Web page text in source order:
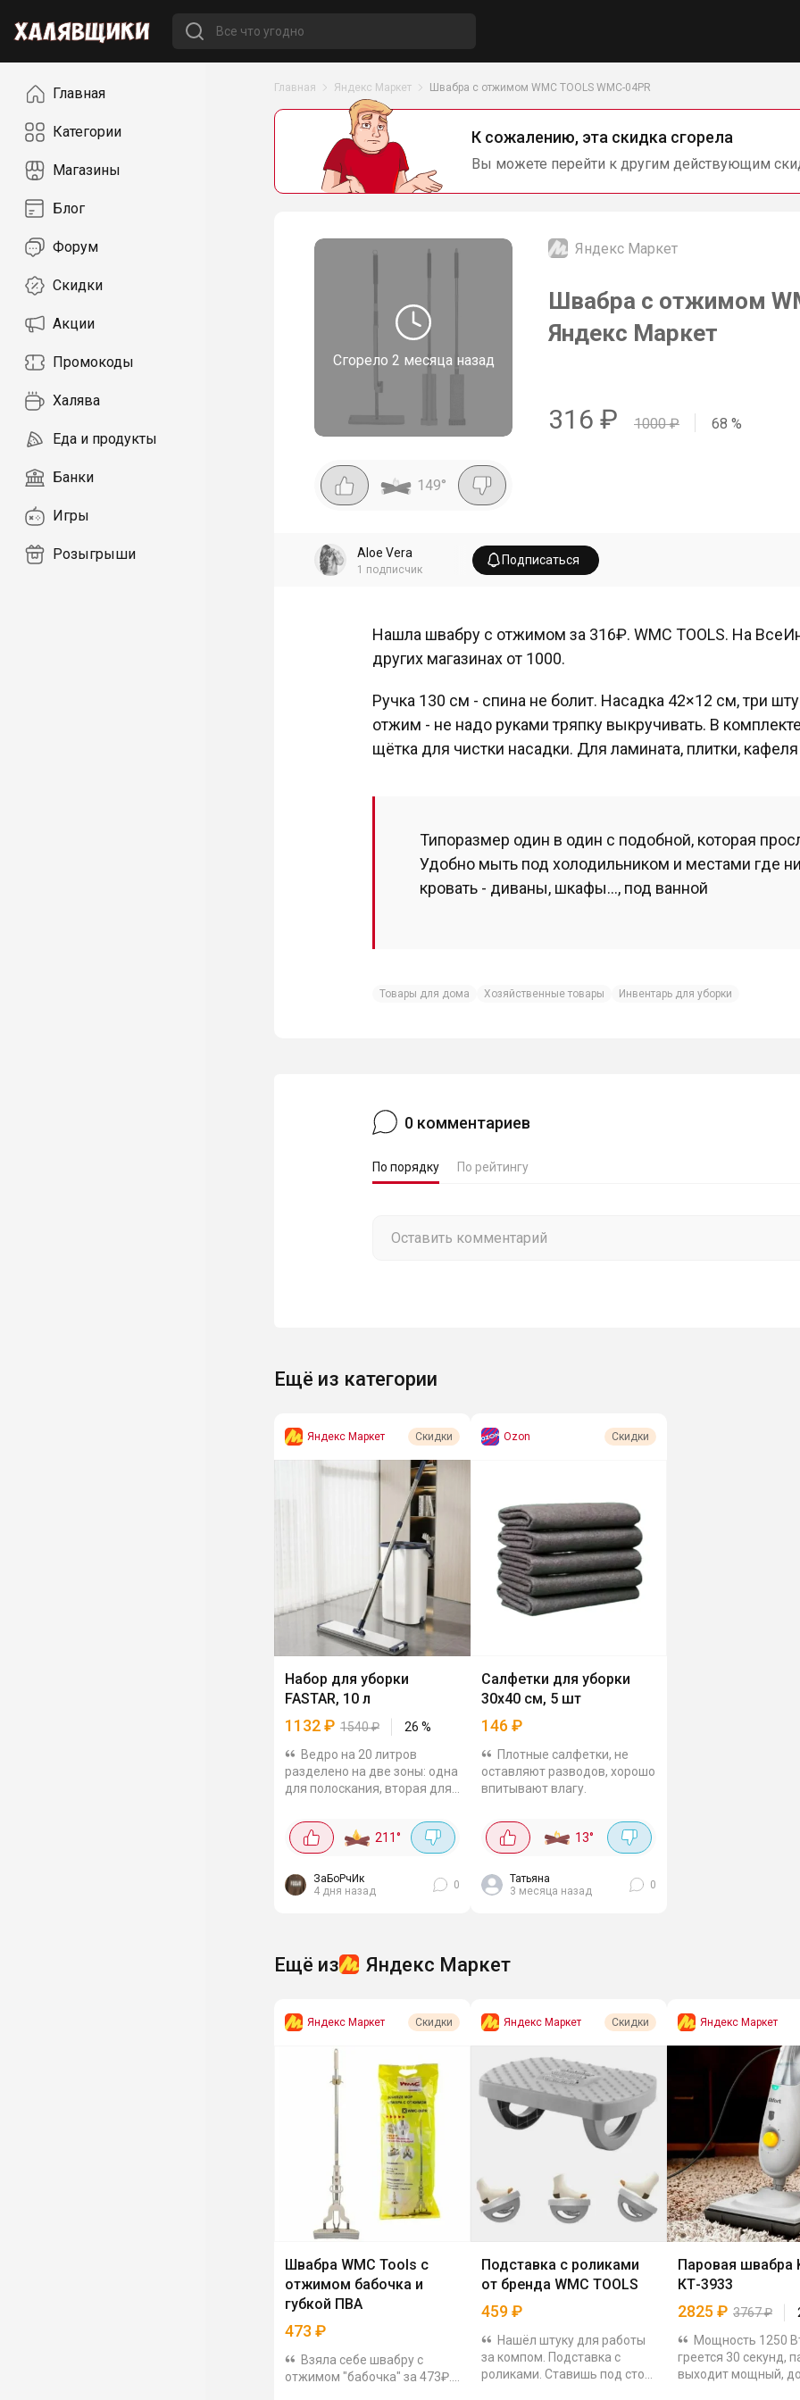
НавигацияГлавная
Категории
Магазины
Блог
Форум
Скидки
Акции
Промокоды
Халява
Еда и продукты
Банки
Игры
Розыгрыши
Главная Яндекс Маркет Швабра с отжимом WMC TOOLS WMC-04PR
К сожалению, эта скидка сгорела
Вы можете перейти к другим действующим
Сгорело 2 месяца назад
Яндекс Маркет
Швабра с отжимом
Яндекс Маркет
316 ₽ 1000₽ 68 %
149°
Aloe Vera
1 подписчик
Подписаться
Нашла швабру с отжимом за 316₽. WMC TOOLS. На
других магазинах от 1000.
Ручка 130 см - спина не болит. Насадка 42×12 см, три
отжим - не надо руками тряпку выкручивать. В
щётка для чистки насадки. Для ламината, плитки,
Типоразмер один в один с подобной, которая
Удобно мыть под холодильником и местами где
кровать - диваны, шкафы..., под ванной
Товары для дома Хозяйственные товары Инвентарь для уборки
0 комментариев
По порядку По рейтингу
Ещё из категории
Яндекс Маркет Скидки
Набор для уборки
FASTAR, 10 л
1132₽ 1540₽ 26 %
Ведро на 20 литров
разделено на две зоны: одна
для полоскания, вторая для
регулируется по длине до
135 см, насадка
поворачивается на 360
градусов -...
211°
ЗаБоРчИк
4 дня назад
0
Ozon Скидки
Салфетки для уборки
30х40 см, 5 шт
146₽
Плотные салфетки, не
оставляют разводов, хорошо
впитывают влагу.
13°
Татьяна
3 месяца назад
0
Ещё из Яндекс Маркет
Яндекс Маркет Скидки
Швабра WMC Tools с
отжимом бабочка и
губкой ПВА
473 ₽
Взяла себе швабру с
отжимом "бабочка" за 473₽.
Яндекс Маркет Скидки
Подставка с роликами
от бренда WMC TOOLS
459₽
Нашёл штуку для работы
за компом. Подставка с
роликами. Ставишь под стол,
Яндекс Маркет
Паровая швабра
КТ-3933
2825₽ 3767₽
Мощность 1250
греется 30 секунд,
выходит мощный,